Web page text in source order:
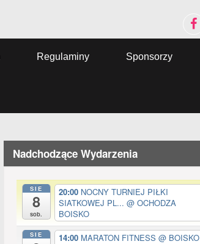
Regulaminy Sponsorzy
Nadchodzące Wydarzenia
SIE
8
sob.
20:00 NOCNY TURNIEJ PIŁKI
SIATKOWEJ PL... @ OCHODZA
BOISKO
SIE 14:00 MARATON FITNESS @ BOISKO